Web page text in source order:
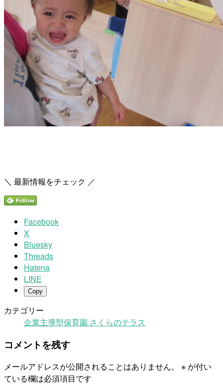
＼ 最新情報をチェック ／
Facebook
X
Bluesky
Threads
Hatena
LINE
Copy
カテゴリー
企業主導型保育園 さくらのテラス
コメントを残す
メールアドレスが公開されることはありません。 ※ が付い
ている欄は必須項目です